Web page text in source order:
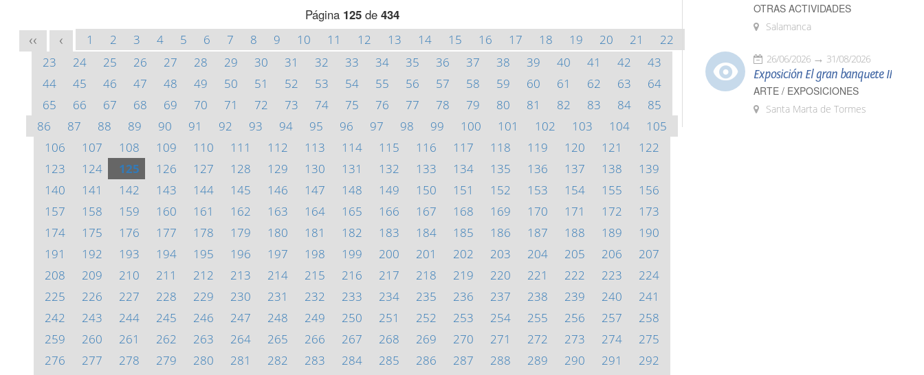
Página 125de 434
<< < 1 2 3 4 5 6 7 8 9 10 11 12 13 14 15 16 17 18 19 20 21
22
23
24 25 26 27 28 29 30 31 32 33 34 35 36 37 38 39 40 41 42
43
44
45 46 47 48 49 50 51 52 53 54 55 56 57 58 59 60 61 62 63
64
65
66 67 68 69 70 71 72 73 74 75 76 77 78 79 80 81 82 83 84
85
86
87 88 89 90 91 92 93 94 95 96 97 98 99 100 101 102 103 104
105
106
107 108 109 110 111 112 113 114 115 116 117 118 119 120 121
122
123
124 125 126 127 128 129 130 131 132 133 134 135 136 137 138
139
140
141 142 143 144 145 146 147 148 149 150 151 152 153 154 155
156
157
158 159 160 161 162 163 164 165 166 167 168 169 170 171 172
173
174
175 176 177 178 179 180 181 182 183 184 185 186 187 188 189
190
191
192 193 194 195 196 197 198 199 200 201 202 203 204 205 206
207
208
209 210 211 212 213 214 215 216 217 218 219 220 221 222 223
224
225
226 227 228 229 230 231 232 233 234 235 236 237 238 239 240
241
242
243 244 245 246 247 248 249 250 251 252 253 254 255 256 257
258
259
260 261 262 263 264 265 266 267 268 269 270 271 272 273 274
275
276
277 278 279 280 281 282 283 284 285 286 287 288 289 290 291
292
OTRAS ACTIVIDADES
Salamanca
26/06/2026 31/08/2026
Exposición El gran banquete II
ARTE / EXPOSICIONES
Santa Marta de Tormes